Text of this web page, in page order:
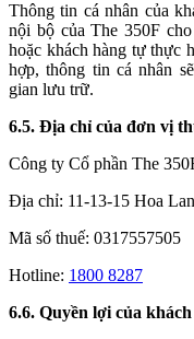
Thông tin cá nhân của
nội bộ của The 350F
hoặc khách hàng tự thực
hợp, thông tin cá nhân
gian lưu trữ.
6.5. Địa chỉ của đơn vị
Công ty Cổ phần The
Địa chỉ: 11-13-15 Hoa
Mã số thuế: 0317557505
Hotline: 1800 8287
6.6. Quyền lợi của